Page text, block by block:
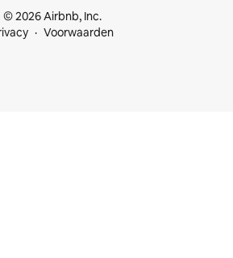
© 2026 Airbnb, Inc.
Voorwaarden